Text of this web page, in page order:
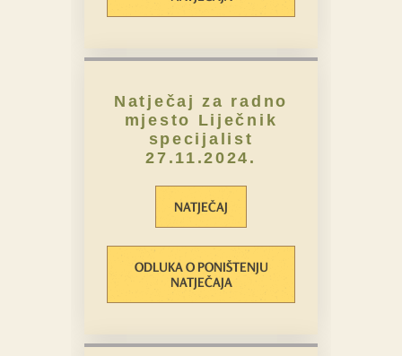
Natječaj za radno
mjesto Liječnik
specijalist
27.11.2024.
NATJEČAJ
ODLUKA O PONIŠTENJU
NATJEČAJA